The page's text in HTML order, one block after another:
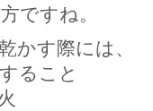
ですね。
かす際には、
ること